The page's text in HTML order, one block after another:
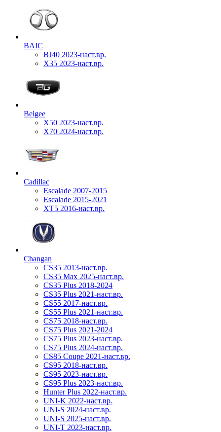
BAIC
BJ40 2023-наст.вр.
X35 2023-наст.вр.
Belgee
X50 2023-наст.вр.
X70 2024-наст.вр.
Cadillac
Escalade 2007-2015
Escalade 2015-2021
XT5 2016-наст.вр.
Changan
CS35 2013-наст.вр.
CS35 Max 2025-наст.вр.
CS35 Plus 2018-2024
CS35 Plus 2021-наст.вр.
CS55 2017-наст.вр.
CS55 Plus 2021-наст.вр.
CS75 2018-наст.вр.
CS75 Plus 2021-2024
CS75 Plus 2023-наст.вр.
CS75 Plus 2024-наст.вр.
CS85 Coupe 2021-наст.вр.
CS95 2018-наст.вр.
CS95 2023-наст.вр.
CS95 Plus 2023-наст.вр.
Hunter Plus 2022-наст.вр.
UNI-K 2022-наст.вр.
UNI-S 2024-наст.вр.
UNI-S 2025-наст.вр.
UNI-T 2023-наст.вр.